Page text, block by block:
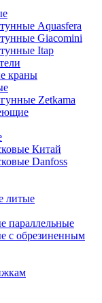
Aquasfera
Giacomini
Itap
краны
Zetkama
Китай
Danfoss
литые
параллельные
с обрезиненным